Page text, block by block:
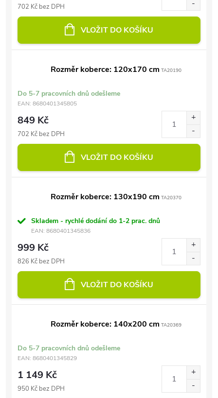
702 Kč bez DPH
VLOŽIT DO KOŠÍKU
Rozměr koberce: 120x170 cm TA20190
Do 5-7 pracovních dnů odešleme
EAN: 8680401345805
849 Kč
702 Kč bez DPH
VLOŽIT DO KOŠÍKU
Rozměr koberce: 130x190 cm TA20370
Skladem - rychlé dodání do 1-2 prac. dnů
EAN: 8680401345836
999 Kč
826 Kč bez DPH
VLOŽIT DO KOŠÍKU
Rozměr koberce: 140x200 cm TA20369
Do 5-7 pracovních dnů odešleme
EAN: 8680401345829
1 149 Kč
950 Kč bez DPH